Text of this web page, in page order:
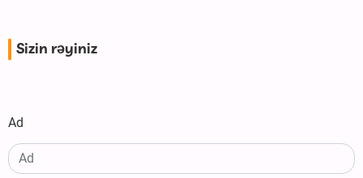
Sizin rəyiniz
Ad